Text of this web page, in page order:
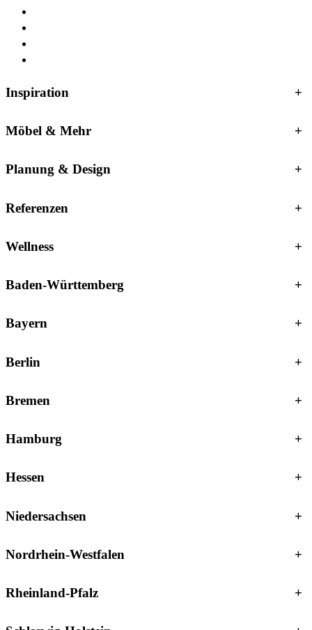
Inspiration +
Möbel & Mehr +
Planung & Design +
Referenzen +
Wellness +
Baden-Württemberg +
Bayern +
Berlin +
Bremen +
Hamburg +
Hessen +
Niedersachsen +
Nordrhein-Westfalen +
Rheinland-Pfalz +